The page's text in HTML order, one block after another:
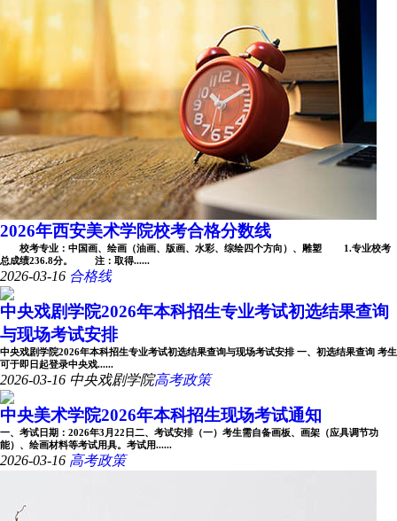
2026年西安美术学院校考合格分数线
校考专业：中国画、绘画（油画、版画、水彩、综绘四个方向）、雕塑 1.专业校考
总成绩236.8分。 注：取得......
2026-03-16 合格线
中央戏剧学院2026年本科招生专业考试初选结果查询
与现场考试安排
中央戏剧学院2026年本科招生专业考试初选结果查询与现场考试安排 一、初选结果查询 考生
可于即日起登录中央戏......
2026-03-16 中央戏剧学院高考政策
中央美术学院2026年本科招生现场考试通知
一、考试日期：2026年3月22日二、考试安排（一）考生需自备画板、画架（应具调节功
能）、绘画材料等考试用具。考试用......
2026-03-16 高考政策